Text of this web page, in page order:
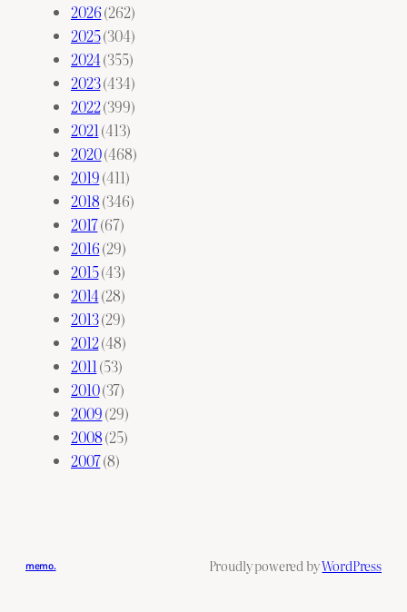
2026(262)
2025(304)
2024(355)
2023(434)
2022(399)
2021(413)
2020(468)
2019(411)
2018(346)
2017(67)
2016(29)
2015(43)
2014(28)
2013(29)
2012(48)
2011(53)
2010(37)
2009(29)
2008(25)
2007(8)
memo. Proudly powered byWordPress